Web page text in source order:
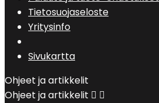
Tietosuojaseloste
Yritysinfo
Sivukartta
Ohjeet ja artikkelit
Ohjeet ja artikkelit  